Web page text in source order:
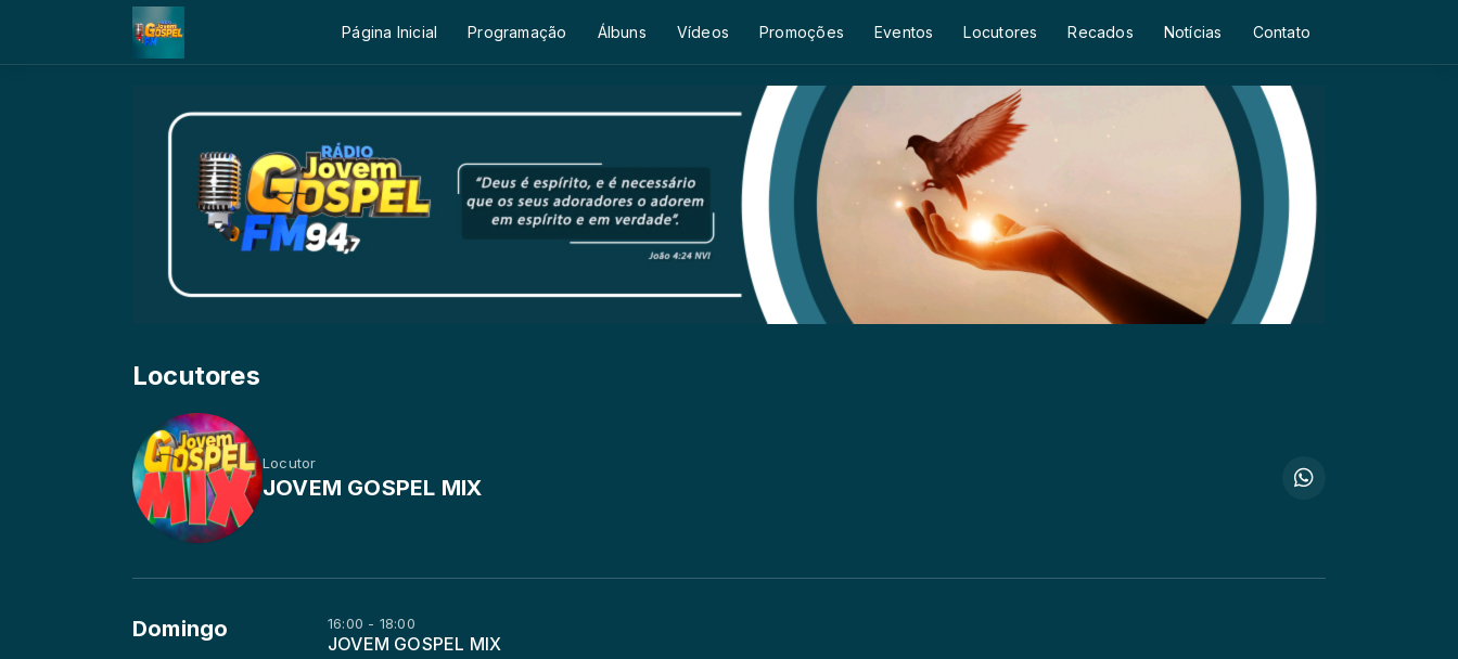
Página Inicial Programação Álbuns Vídeos Promoções Eventos Locutores Recados Notícias Contato
Locutores
Locutor
JOVEM GOSPEL MIX
Domingo 16:00 - 18:00
JOVEM GOSPEL MIX